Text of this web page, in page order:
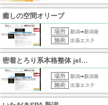
癒しの空間オリーブ
場所 新潟➠新潟発
施術 出張エステ
密着とろり系本格整体 jelma～ジェル
場所 新潟➠新潟発
施術 出張エステ